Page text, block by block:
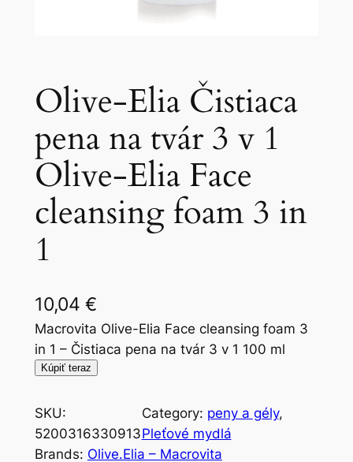
Olive-Elia Čistiaca
pena na tvár 3 v 1
Olive-Elia Face
cleansing foam 3 in
1
10,04 €
Macrovita Olive-Elia Face cleansing foam 3
in 1 – Čistiaca pena na tvár 3 v 1 100 ml
Kúpiť teraz
SKU:
5200316330913
Category: peny a gély
Pleťové mydlá
Brands: Olive.Elia – Macrovita